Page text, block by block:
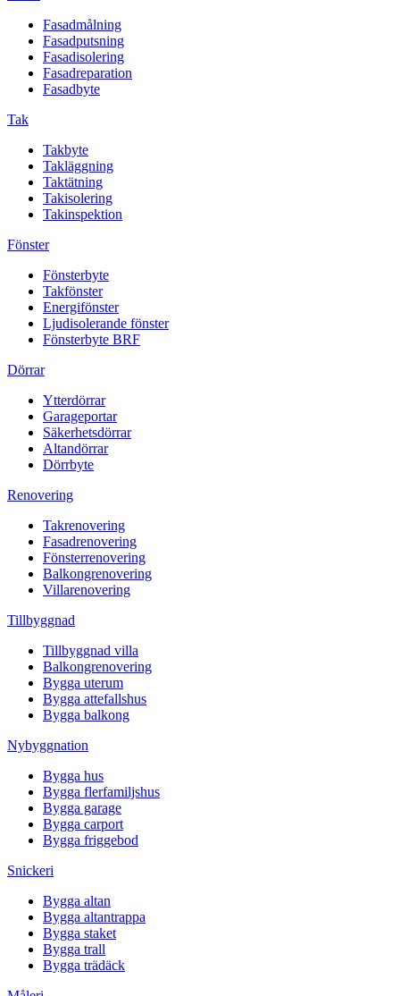
Fasadmålning
Fasadputsning
Fasadisolering
Fasadreparation
Fasadbyte
Tak
Takbyte
Takläggning
Taktätning
Takisolering
Takinspektion
Fönster
Fönsterbyte
Takfönster
Energifönster
Ljudisolerande fönster
Fönsterbyte BRF
Dörrar
Ytterdörrar
Garageportar
Säkerhetsdörrar
Altandörrar
Dörrbyte
Renovering
Takrenovering
Fasadrenovering
Fönsterrenovering
Balkongrenovering
Villarenovering
Tillbyggnad
Tillbyggnad villa
Balkongrenovering
Bygga uterum
Bygga attefallshus
Bygga balkong
Nybyggnation
Bygga hus
Bygga flerfamiljshus
Bygga garage
Bygga carport
Bygga friggebod
Snickeri
Bygga altan
Bygga altantrappa
Bygga staket
Bygga trall
Bygga trädäck